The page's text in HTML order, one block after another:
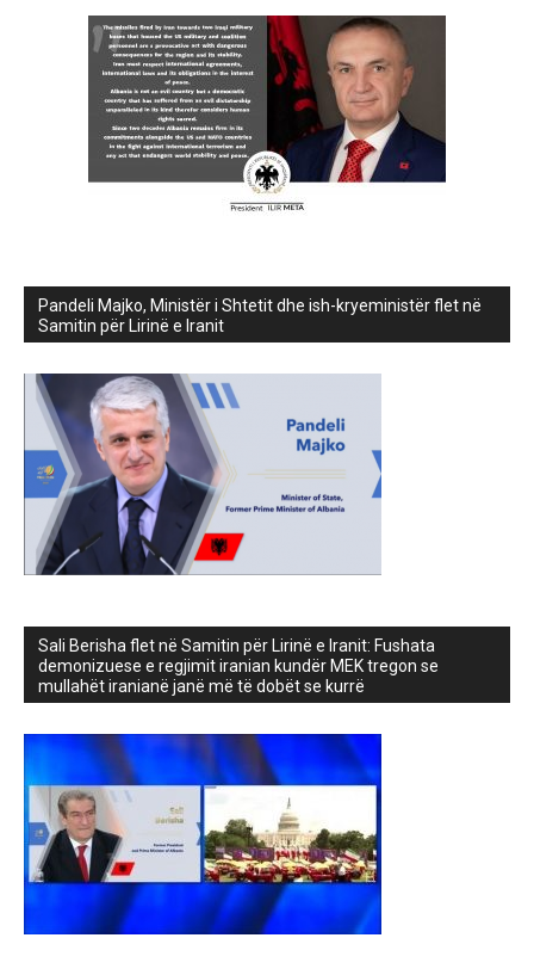
Pandeli Majko, Ministër i Shtetit dhe ish-kryeministër flet në
Samitin për Lirinë e Iranit
Sali Berisha flet në Samitin për Lirinë e Iranit: Fushata
demonizuese e regjimit iranian kundër MEK tregon se
mullahët iranianë janë më të dobët se kurrë